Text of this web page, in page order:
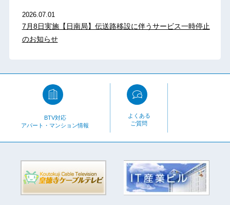
2026.07.01
7月8日実施【日南局】伝送路移設に伴うサービス一時停止
のお知らせ
BTV対応
アパート・マンション情報
よくある
ご質問